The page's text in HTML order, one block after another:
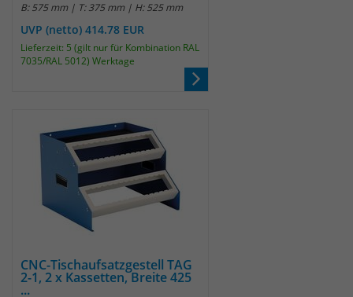
B: 575 mm | T: 375 mm | H: 525 mm
UVP (netto) 414.78 EUR
Lieferzeit: 5 (gilt nur für Kombination RAL
7035/RAL 5012) Werktage
CNC-Tischaufsatzgestell TAG
2-1, 2 x Kassetten, Breite 425
...
sind damit externen Unternehmen
unzugänglich.
Matomo
Laufzeit 30 Minuten
Das Cookie wird genutzt um temporär
Session Daten zu speichern
Name _pk_cvar